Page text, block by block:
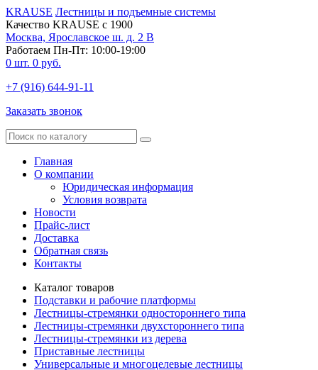
KRAUSE Лестницы и подъемные системы
Качество KRAUSE с 1900
Москва, Ярославское ш. д. 2 В
Работаем Пн-Пт: 10:00-19:00
0 шт. 0 руб.
+7 (916) 644-91-11
Заказать звонок
Главная
О компании
Юридическая информация
Условия возврата
Новости
Прайс-лист
Доставка
Обратная связь
Контакты
Каталог товаров
Подставки и рабочие платформы
Лестницы-стремянки одностороннего типа
Лестницы-стремянки двухстороннего типа
Лестницы-стремянки из дерева
Приставные лестницы
Универсальные и многоцелевые лестницы